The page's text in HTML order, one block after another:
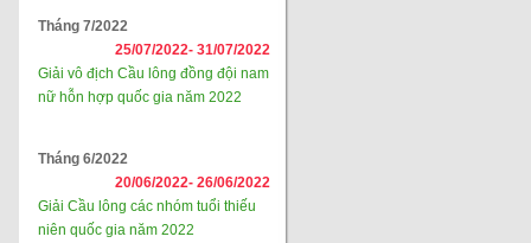
Tháng 7/2022
25/07/2022- 31/07/2022
Giải vô địch Cầu lông đồng đội nam
nữ hỗn hợp quốc gia năm 2022
Tháng 6/2022
20/06/2022- 26/06/2022
Giải Cầu lông các nhóm tuổi thiếu
niên quốc gia năm 2022